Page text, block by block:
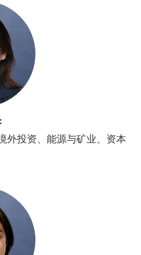
外投资、能源与矿业、资本